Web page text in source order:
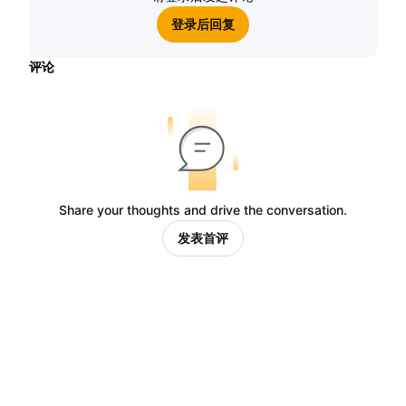
登录后回复
评论
Share your thoughts and drive the conversation.
发表首评